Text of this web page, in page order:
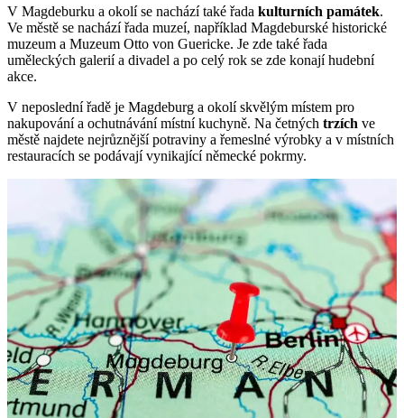
V Magdeburku a okolí se nachází také řada kulturních památek.
Ve městě se nachází řada muzeí, například Magdeburské historické
muzeum a Muzeum Otto von Guericke. Je zde také řada
uměleckých galerií a divadel a po celý rok se zde konají hudební
akce.
V neposlední řadě je Magdeburg a okolí skvělým místem pro
nakupování a ochutnávání místní kuchyně. Na četných trzích ve
městě najdete nejrůznější potraviny a řemeslné výrobky a v místních
restauracích se podávají vynikající německé pokrmy.